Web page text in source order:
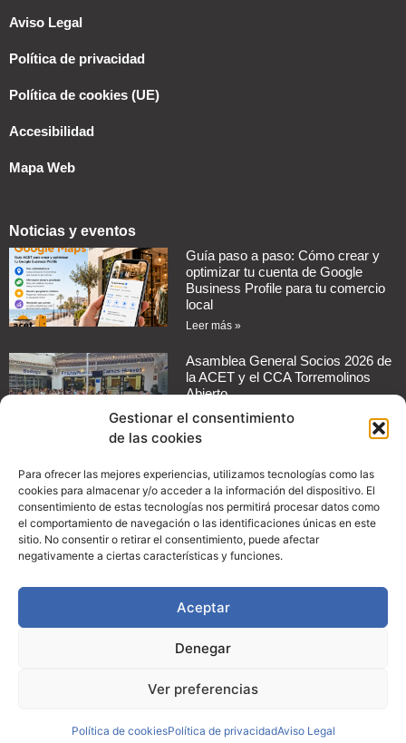
Gestionar el consentimiento
de las cookies
Para ofrecer las mejores experiencias, utilizamos tecnologías como las
cookies para almacenar y/o acceder a la información del dispositivo. El
consentimiento de estas tecnologías nos permitirá procesar datos como
el comportamiento de navegación o las identificaciones únicas en este
sitio. No consentir o retirar el consentimiento, puede afectar
negativamente a ciertas características y funciones.
Aceptar
Denegar
Ver preferencias
Política de cookiesPolítica de privacidadAviso Legal
Aviso Legal
Política de privacidad
Política de cookies (UE)
Accesibilidad
Mapa Web
Noticias y eventos
Guía paso a paso: Cómo crear y
optimizar tu cuenta de Google
Business Profile para tu comercio
local
Leer más »
Asamblea General Socios 2026 de
la ACET y el CCA Torremolinos
Abierto
Leer más »
respuesta en redes sociales para
tu negocio
Leer más »
Guía práctica: Cómo configurar
aumentar las ventas de tu
comercio
Leer más »
© Copyright 2024, ACET
Creatividad: SOMOS Marketing y Consultoría Digital